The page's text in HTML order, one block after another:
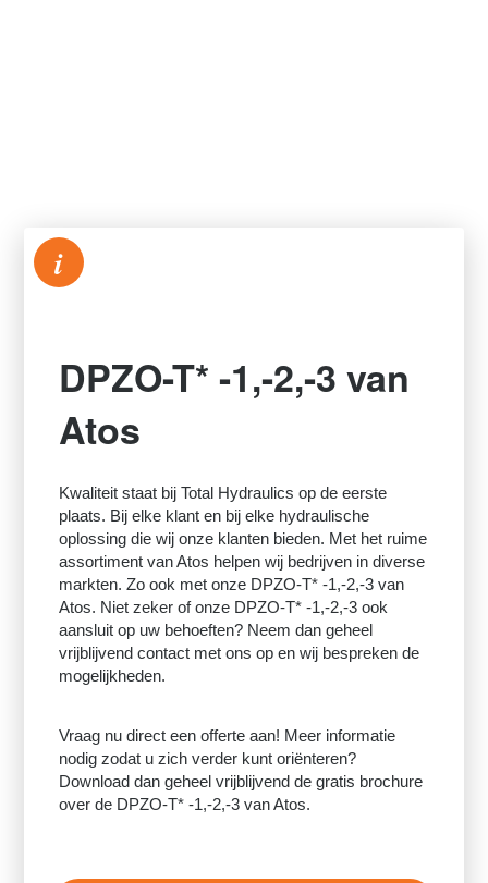
i
DPZO-T* -1,-2,-3 van
Atos
Kwaliteit staat bij Total Hydraulics op de eerste
plaats. Bij elke klant en bij elke hydraulische
oplossing die wij onze klanten bieden. Met het ruime
assortiment van Atos helpen wij bedrijven in diverse
markten. Zo ook met onze DPZO-T* -1,-2,-3 van
Atos. Niet zeker of onze DPZO-T* -1,-2,-3 ook
aansluit op uw behoeften? Neem dan geheel
vrijblijvend contact met ons op en wij bespreken de
mogelijkheden.
Vraag nu direct een offerte aan! Meer informatie
nodig zodat u zich verder kunt oriënteren?
Download dan geheel vrijblijvend de gratis brochure
over de DPZO-T* -1,-2,-3 van Atos.